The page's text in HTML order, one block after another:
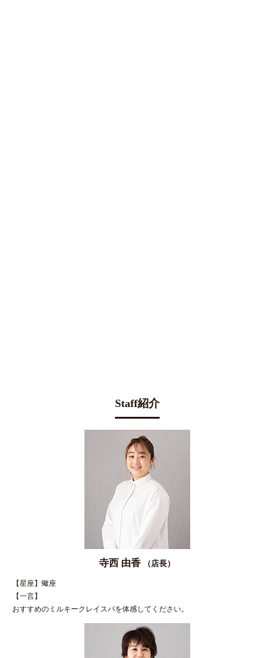
Staff紹介
寺西 由香 （店長）
【星座】蠍座
【一言】
おすすめのミルキークレイスパを体感してください。